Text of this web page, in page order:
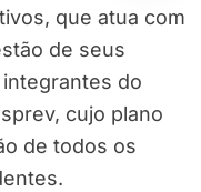
que atua com
de seus
do
cujo plano
de todos os